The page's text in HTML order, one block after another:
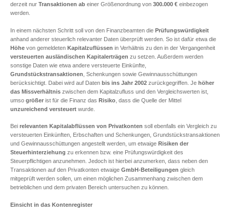
derzeit nur Transaktionen ab einer Größenordnung von 300.000 € einbezogen
werden.
In einem nächsten Schritt soll von den Finanzbeamten die Prüfungswürdigkeit
anhand anderer steuerlich relevanter Daten überprüft werden. So ist dafür etwa die
Höhe von gemeldeten Kapitalzuflüssen in Verhältnis zu den in der Vergangenheit
versteuerten ausländischen Kapitalerträgen zu setzen. Außerdem werden
sonstige Daten wie etwa andere versteuerte Einkünfte,
Grundstückstransaktionen , Schenkungen sowie Gewinnausschüttungen
berücksichtigt. Dabei wird auf Daten bis ins Jahr 2002 zurückgegriffen. Je höher
das Missverhältnis zwischen dem Kapitalzufluss und den Vergleichswerten ist,
umso größer ist für die Finanz das Risiko , dass die Quelle der Mittel
unzureichend versteuert wurde.
Bei relevanten Kapitalabflüssen von Privatkonten soll ebenfalls ein Vergleich zu
versteuerten Einkünften, Erbschaften und Schenkungen, Grundstückstransaktionen
und Gewinnausschüttungen angestellt werden, um etwaige Risiken der
Steuerhinterziehung zu erkennen bzw. eine Prüfungswürdigkeit des
Steuerpflichtigen anzunehmen. Jedoch ist hierbei anzumerken, dass neben den
Transaktionen auf den Privatkonten etwaige GmbH-Beteiligungen gleich
mitgeprüft werden sollen, um einen möglichen Zusammenhang zwischen dem
betrieblichen und dem privaten Bereich untersuchen zu können.
Einsicht in das Kontenregister